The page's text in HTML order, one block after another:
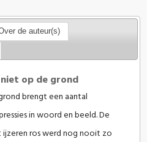
de auteur(s)
op de grond
brengt een aantal
in woord en beeld. De
ros werd nog nooit zo